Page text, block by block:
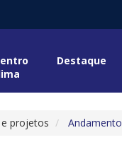
Destaque
projetos Andamento